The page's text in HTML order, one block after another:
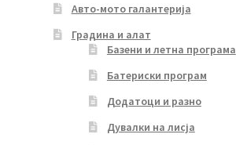
Авто-мото галантерија
Градина и алат
Базени и летна програма
Батериски програм
Додатоци и разно
Дувалки на лисја